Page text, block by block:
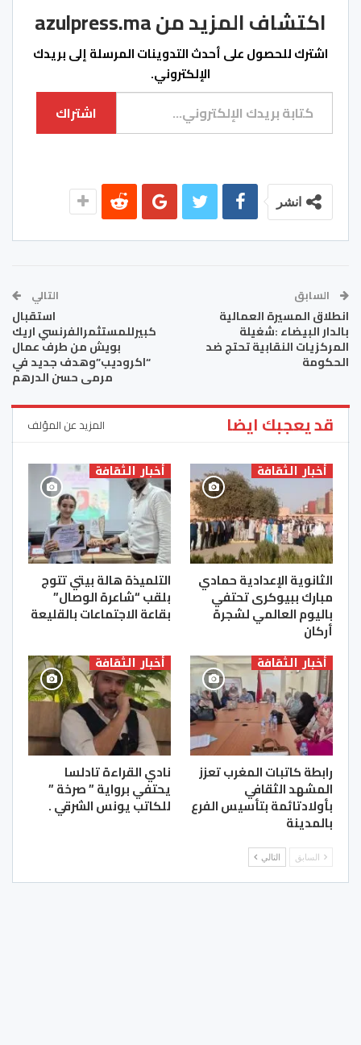
اكتشاف المزيد من azulpress.ma
اشترك للحصول على أحدث التدوينات المرسلة إلى بريدك
الإلكتروني.
كتابة بريدك الإلكتروني...
اشتراك
انشر
السابق
انطلاق المسيرة العمالية
بالدار البيضاء :شغيلة
المركزيات النقابية تحتج ضد
الحكومة
التالي
استقبال
كبيرللمستثمرالفرنسي اريك
بويش من طرف عمال
“اكروديب”وهدف جديد في
مرمى حسن الدرهم
قد يعجبك ايضا المزيد عن المؤلف
أخبار الثقافة
الثانوية الإعدادية حمادي
مبارك ببيوكرى تحتفي
باليوم العالمي لشجرة
أركان
أخبار الثقافة
التلميذة هالة بيتي تتوج
بلقب “شاعرة الوصال”
بقاعة الاجتماعات بالقليعة
أخبار الثقافة
رابطة كاتبات المغرب تعزز
المشهد الثقافي
بأولادتائمة بتأسيس الفرع
بالمدينة
أخبار الثقافة
نادي القراءة تادلسا
يحتفي برواية ” صرخة ”
للكاتب يونس الشرقي .
السابق التالي